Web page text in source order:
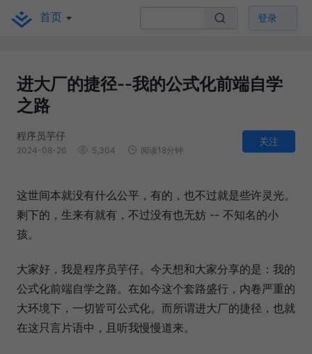
首页 登录
进大厂的捷径--我的公式化前端自学
之路
程序员芋仔
2024-08-26 5,304 阅读18分钟
关注
这世间本就没有什么公平，有的，也不过就是些许灵光。
剩下的，生来有就有，不过没有也无妨 -- 不知名的小
孩。
大家好，我是程序员芋仔。今天想和大家分享的是：我的
公式化前端自学之路。在如今这个套路盛行，内卷严重的
大环境下，一切皆可公式化。而所谓进大厂的捷径，也就
在这只言片语中，且听我慢慢道来。